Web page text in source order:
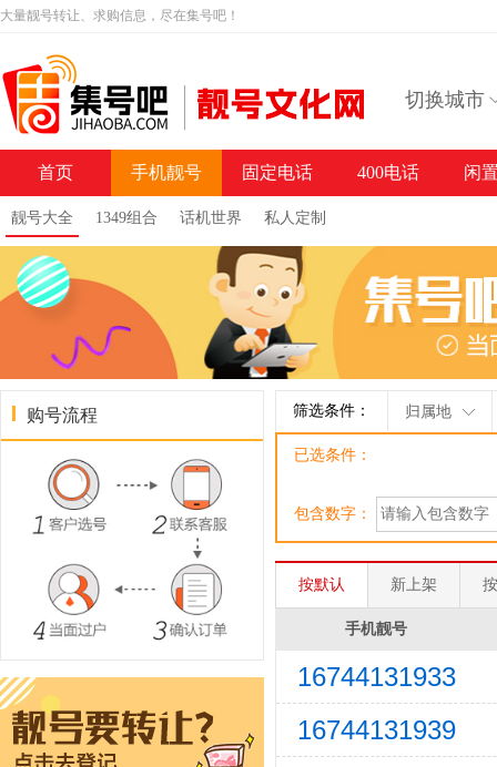
大量靓号转让、求购信息，尽在集号吧！
切换城市
首页 手机靓号
靓号大全 1349组合 话机世界 私人定制
固定电话 400电话 闲
购号流程 筛选条件： 归属地
已选条件：
包含数字：
按默认 新上架
手机靓号
16744131933
16744131939